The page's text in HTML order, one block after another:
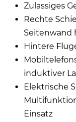
Zulassiges
Rechte
Seitenwand
Hintere
induktiver
Elektrische
Einsatz